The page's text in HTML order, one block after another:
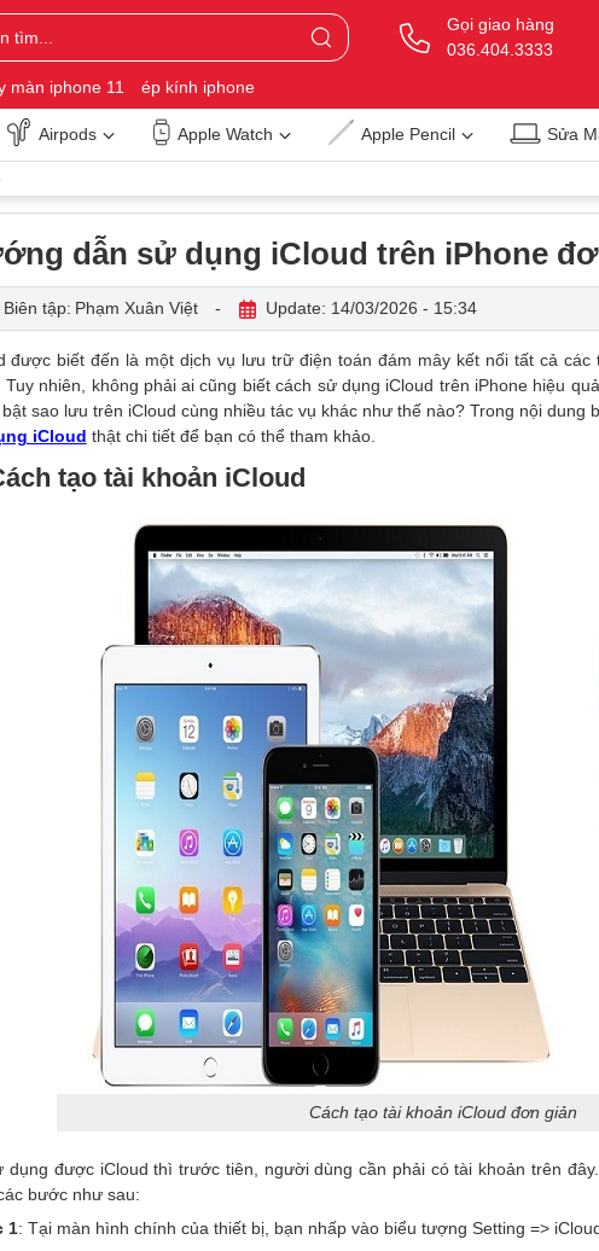
Gọi giao hàng
036.404.3333
màn iphone 11 ép kính iphone
Airpods Apple Watch Apple Pencil Sửa
dẫn sử dụng iCloud trên iPhone
Biên tập: Phạm Xuân Việt - Update: 14/03/2026 - 15:34
được biết đến là một dịch vụ lưu trữ điện toán đám mây kết nối tất cả
Tuy nhiên, không phải ai cũng biết cách sử dụng iCloud trên iPhone hiệu
sao lưu trên iCloud cùng nhiều tác vụ khác như thế nào? Trong nội dung
iCloud thật chi tiết để bạn có thể tham khảo.
tạo tài khoản iCloud
Cách tạo tài khoản iCloud đơn giản
dụng được iCloud thì trước tiên, người dùng cần phải có tài khoản trên
bước như sau:
1: Tại màn hình chính của thiết bị, bạn nhấp vào biểu tượng Setting =>